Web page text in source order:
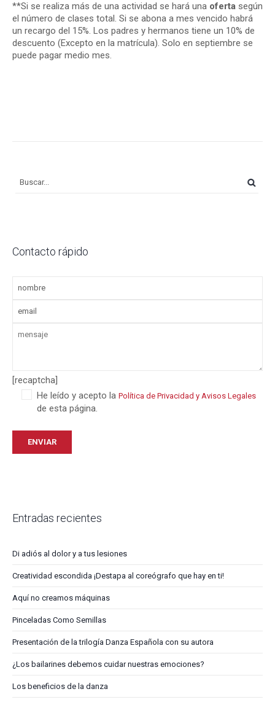
**Si se realiza más de una actividad se hará una oferta según
el número de clases total. Si se abona a mes vencido habrá
un recargo del 15%. Los padres y hermanos tiene un 10% de
descuento (Excepto en la matrícula). Solo en septiembre se
puede pagar medio mes.
Contacto rápido
[recaptcha]
He leído y acepto la Política de Privacidad y Avisos Legales
de esta página.
Entradas recientes
Di adiós al dolor y a tus lesiones
Creatividad escondida ¡Destapa al coreógrafo que hay en ti!
Aquí no creamos máquinas
Pinceladas Como Semillas
Presentación de la trilogía Danza Española con su autora
¿Los bailarines debemos cuidar nuestras emociones?
Los beneficios de la danza